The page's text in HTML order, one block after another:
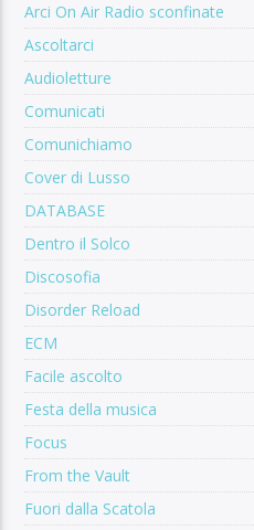
Arci On Air Radio sconfinate
Ascoltarci
Audioletture
Comunicati
Comunichiamo
Cover di Lusso
DATABASE
Dentro il Solco
Discosofia
Disorder Reload
ECM
Facile ascolto
Festa della musica
Focus
From the Vault
Fuori dalla Scatola